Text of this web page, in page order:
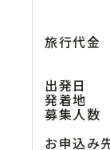
旅行代金
出発日
発着地
募集人数
お申込み